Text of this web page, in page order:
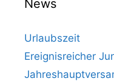
News
Urlaubszeit
Ereignisreicher